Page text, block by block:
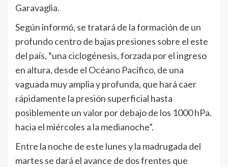
Garavaglia.
Según informó, se tratará de la formación de un
profundo centro de bajas presiones sobre el este
del país, “una ciclogénesis, forzada por el ingreso
en altura, desde el Océano Pacífico, de una
vaguada muy amplia y profunda, que hará caer
rápidamente la presión superficial hasta
posiblemente un valor por debajo de los 1000 hPa.
hacia el miércoles a la medianoche”.
Entre la noche de este lunes y la madrugada del
martes se dará el avance de dos frentes que